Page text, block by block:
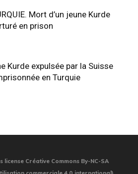
Mort d’un jeune Kurde
en prison
Kurde expulsée par la Suisse
en Turquie
license Créative Commons By-NC-SA